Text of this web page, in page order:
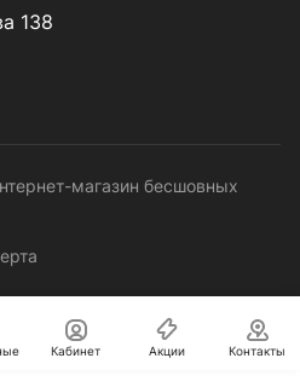
138
магазин бесшовных
Кабинет Акции Контакты